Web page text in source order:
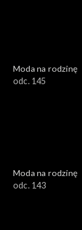
Moda na rodzinę
odc. 145
Moda na rodzinę
odc. 143